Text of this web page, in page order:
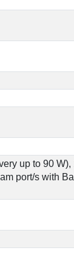
up to 90
port/s with